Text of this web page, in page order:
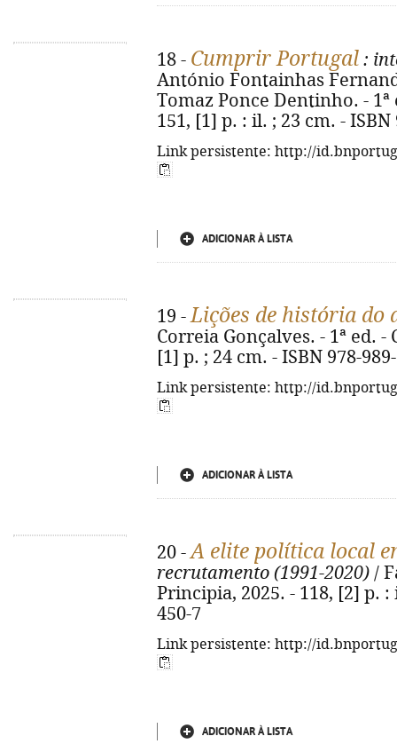
18 - Cumprir Portugal :
António Fontainhas
Tomaz Ponce Dentinho. - 1ª
151, [1] p. : il. ; 23 cm. - ISBN
Link persistente: http://
ADICIONAR À LISTA
19 -Lições de história do
Correia Gonçalves. - 1ª ed. -
[1] p. ; 24 cm. - ISBN 978-
Link persistente: http://
ADICIONAR À LISTA
20 -A elite política local
recrutamento (1991-2020) /
Principia, 2025. - 118, [2] p. :
450-7
Link persistente: http://
ADICIONAR À LISTA